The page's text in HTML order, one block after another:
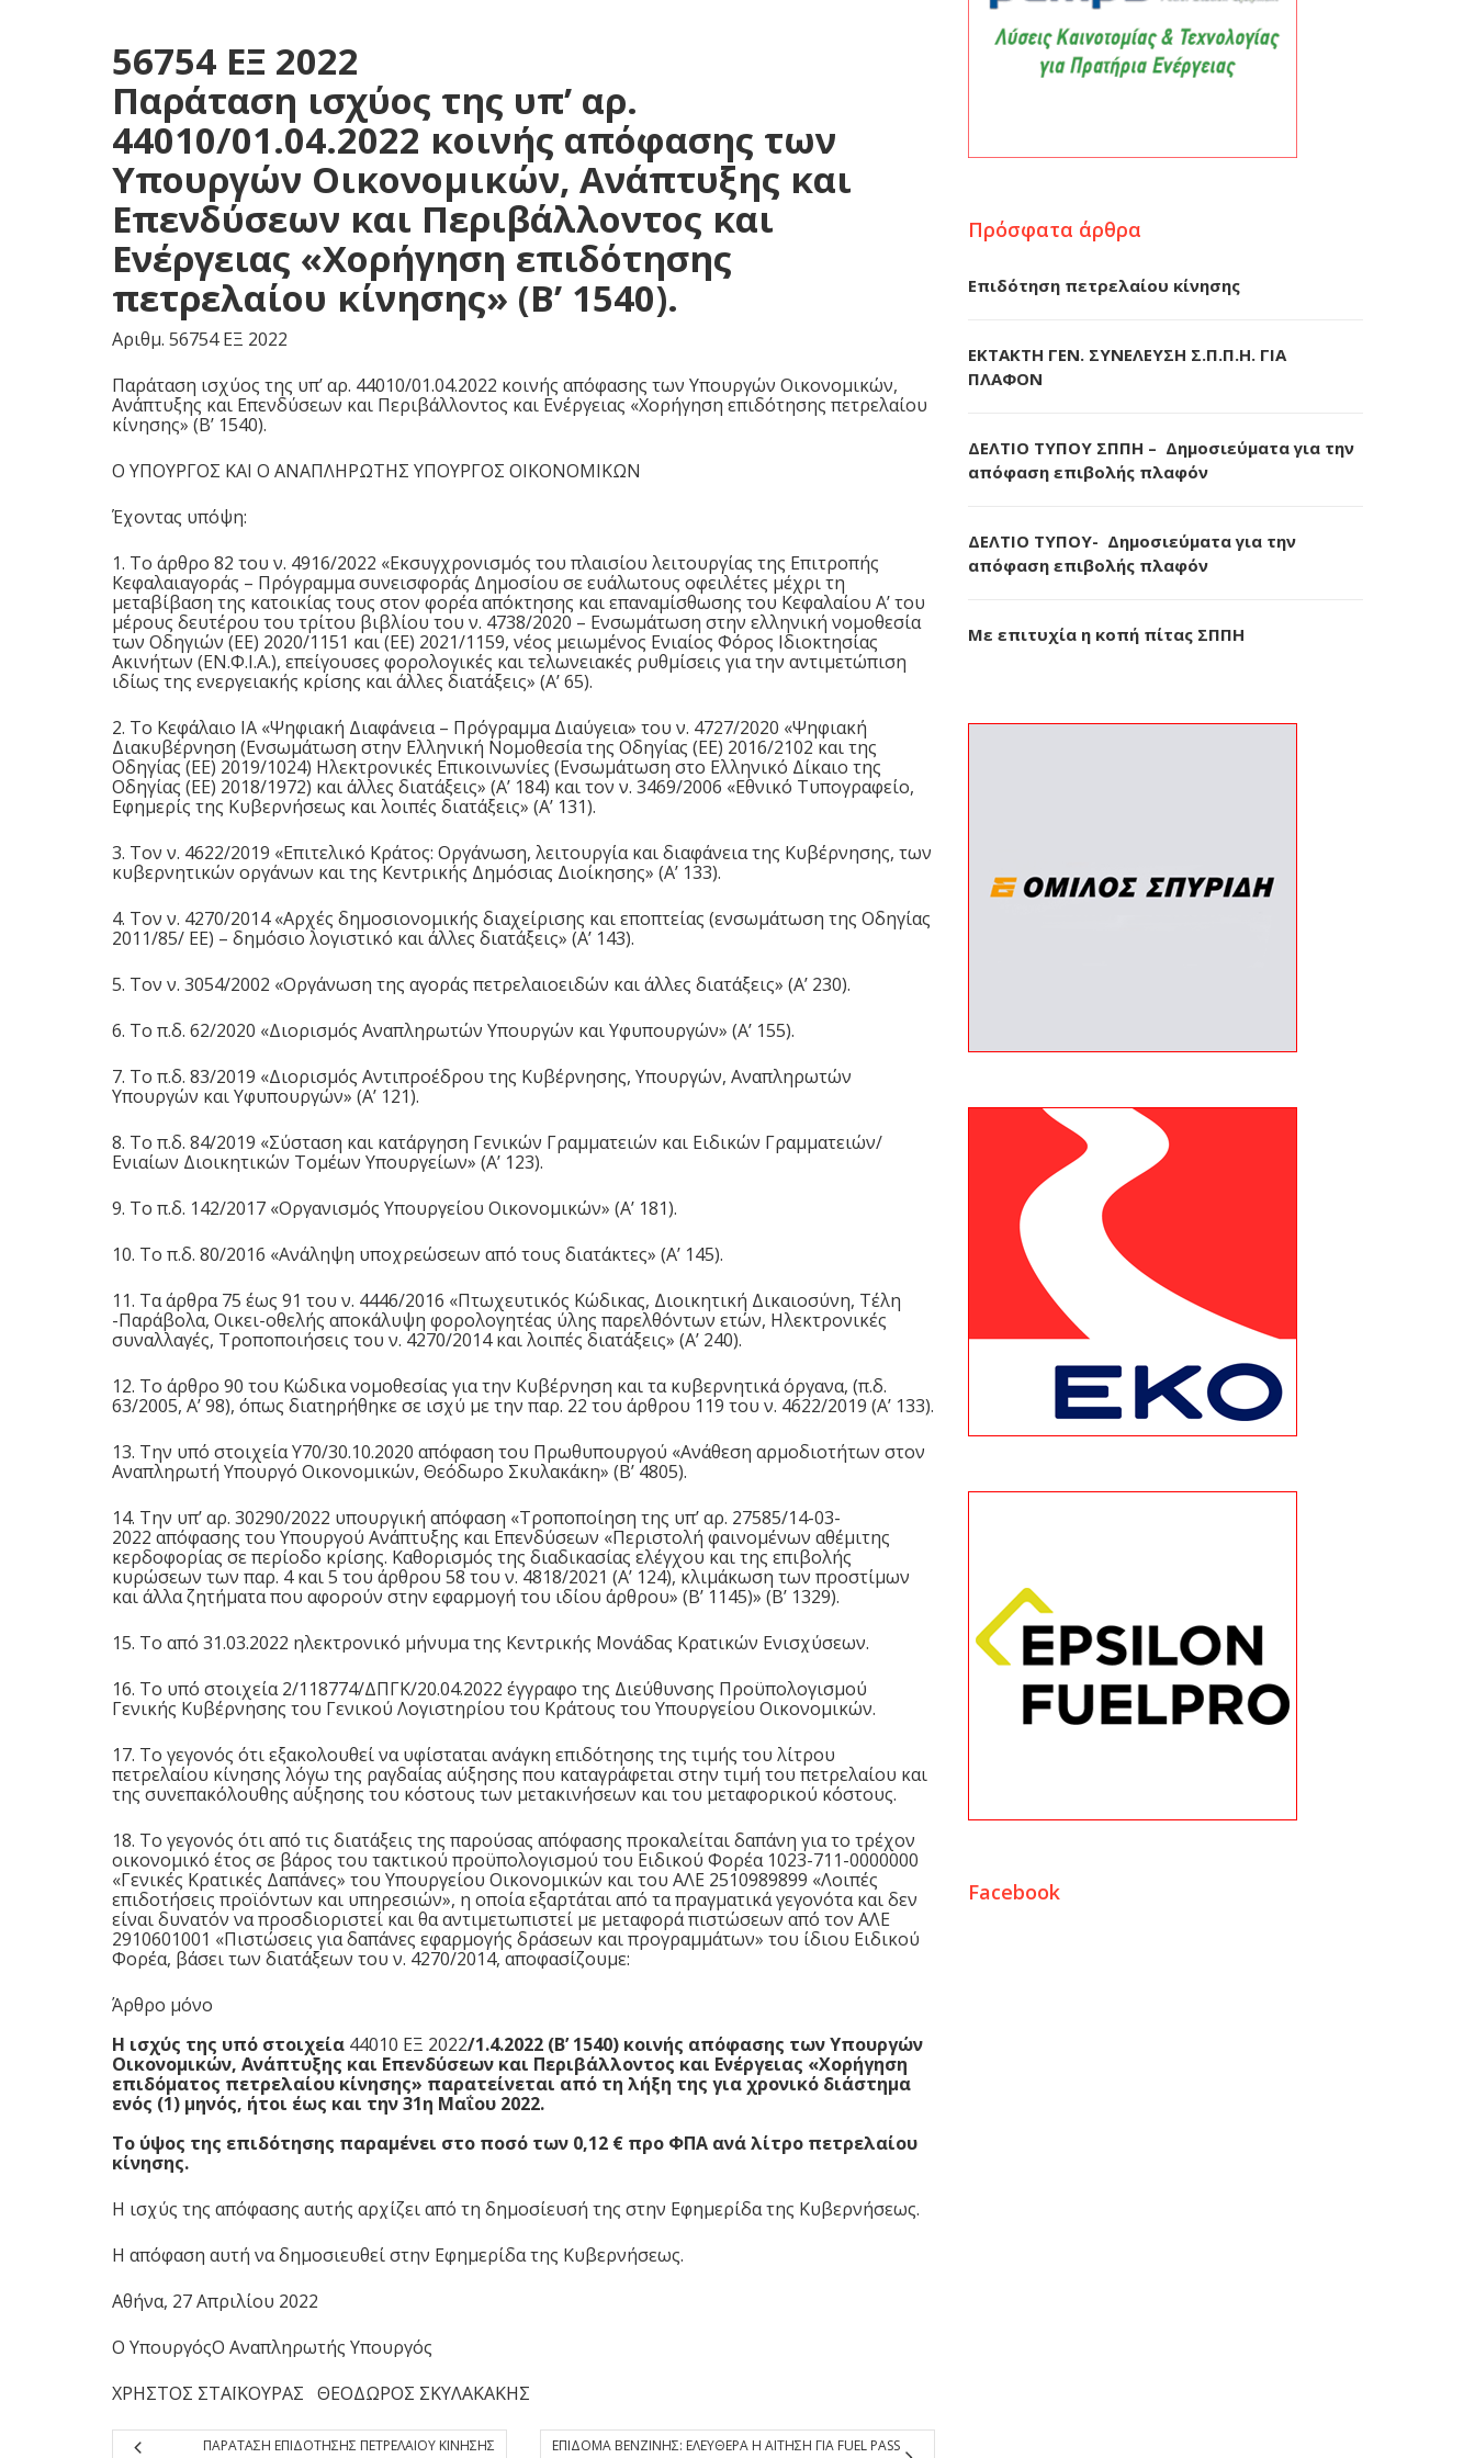
56754 ΕΞ 2022
Παράταση ισχύος της υπ’ αρ.
44010/01.04.2022 κοινής απόφασης των
Υπουργών Οικονομικών, Ανάπτυξης και
Επενδύσεων και Περιβάλλοντος και
Ενέργειας «Χορήγηση επιδότησης
πετρελαίου κίνησης» (Β’ 1540).
Αριθμ. 56754 ΕΞ 2022
Παράταση ισχύος της υπ’ αρ. 44010/01.04.2022 κοινής απόφασης των Υπουργών Οικονομικών,
Ανάπτυξης και Επενδύσεων και Περιβάλλοντος και Ενέργειας «Χορήγηση επιδότησης πετρελαίου
κίνησης» (Β’ 1540).
Ο ΥΠΟΥΡΓΟΣ ΚΑΙ Ο ΑΝΑΠΛΗΡΩΤΗΣ ΥΠΟΥΡΓΟΣ ΟΙΚΟΝΟΜΙΚΩΝ
Έχοντας υπόψη:
1. Το άρθρο 82 του ν. 4916/2022 «Εκσυγχρονισμός του πλαισίου λειτουργίας της Επιτροπής
Κεφαλαιαγοράς – Πρόγραμμα συνεισφοράς Δημοσίου σε ευάλωτους οφειλέτες μέχρι τη
μεταβίβαση της κατοικίας τους στον φορέα απόκτησης και επαναμίσθωσης του Κεφαλαίου Α’ του
μέρους δευτέρου του τρίτου βιβλίου του ν. 4738/2020 – Ενσωμάτωση στην ελληνική νομοθεσία
των Οδηγιών (ΕΕ) 2020/1151 και(ΕΕ) 2021/1159, νέος μειωμένος Ενιαίος Φόρος Ιδιοκτησίας
Ακινήτων (ΕΝ.Φ.Ι.Α.), επείγουσες φορολογικές και τελωνειακές ρυθμίσεις για την αντιμετώπιση
ιδίως της ενεργειακής κρίσης και άλλες διατάξεις» (Α’ 65).
2. Το Κεφάλαιο ΙΑ «Ψηφιακή Διαφάνεια – Πρόγραμμα Διαύγεια» του ν. 4727/2020 «Ψηφιακή
Διακυβέρνηση (Ενσωμάτωση στην Ελληνική Νομοθεσία της Οδηγίας (ΕΕ) 2016/2102 και της
Οδηγίας (ΕΕ) 2019/1024) Ηλεκτρονικές Επικοινωνίες (Ενσωμάτωση στο Ελληνικό Δίκαιο της
Οδηγίας (ΕΕ) 2018/1972) και άλλες διατάξεις» (Α’ 184) και τον ν. 3469/2006 «Εθνικό Τυπογραφείο,
Εφημερίς της Κυβερνήσεως και λοιπές διατάξεις» (Α’ 131).
3. Τον ν. 4622/2019 «Επιτελικό Κράτος: Οργάνωση, λειτουργία και διαφάνεια της Κυβέρνησης, των
κυβερνητικών οργάνων και της Κεντρικής Δημόσιας Διοίκησης» (Α’ 133).
4. Τον ν. 4270/2014«Αρχές δημοσιονομικής διαχείρισης και εποπτείας (ενσωμάτωση της Οδηγίας
2011/85/ ΕΕ) – δημόσιο λογιστικό και άλλες διατάξεις» (Α’ 143).
5. Τον ν. 3054/2002 «Οργάνωση της αγοράς πετρελαιοειδών και άλλες διατάξεις» (Α’ 230).
6. Το π.δ. 62/2020 «Διορισμός Αναπληρωτών Υπουργών και Υφυπουργών» (Α’ 155).
7. Το π.δ. 83/2019 «Διορισμός Αντιπροέδρου της Κυβέρνησης, Υπουργών, Αναπληρωτών
Υπουργών και Υφυπουργών» (Α’ 121).
8. Το π.δ. 84/2019 «Σύσταση και κατάργηση Γενικών Γραμματειών και Ειδικών Γραμματειών/
Ενιαίων Διοικητικών Τομέων Υπουργείων» (Α’ 123).
9. Το π.δ. 142/2017 «Οργανισμός Υπουργείου Οικονομικών» (Α’ 181).
10. Το π.δ. 80/2016 «Ανάληψη υποχρεώσεων από τους διατάκτες» (Α’ 145).
11. Τα άρθρα 75 έως 91 του ν. 4446/2016 «Πτωχευτικός Κώδικας, Διοικητική Δικαιοσύνη, Τέλη
-Παράβολα, Οικει-οθελής αποκάλυψη φορολογητέας ύλης παρελθόντων ετών, Ηλεκτρονικές
συναλλαγές, Τροποποιήσεις του ν. 4270/2014και λοιπές διατάξεις» (Α’ 240).
12. Το άρθρο 90 του Κώδικα νομοθεσίας για την Κυβέρνηση και τα κυβερνητικά όργανα, (π.δ.
63/2005, Α’ 98), όπως διατηρήθηκε σε ισχύ με την παρ. 22 του άρθρου 119 του ν. 4622/2019 (Α’ 133).
13. Την υπό στοιχεία Υ70/30.10.2020 απόφαση του Πρωθυπουργού «Ανάθεση αρμοδιοτήτων στον
Αναπληρωτή Υπουργό Οικονομικών, Θεόδωρο Σκυλακάκη» (Β’ 4805).
14. Την υπ’ αρ. 30290/2022 υπουργική απόφαση «Τροποποίηση της υπ’ αρ. 27585/14-03-
2022 απόφασης του Υπουργού Ανάπτυξης και Επενδύσεων «Περιστολή φαινομένων αθέμιτης
κερδοφορίας σε περίοδο κρίσης. Καθορισμός της διαδικασίας ελέγχου και της επιβολής
κυρώσεων των παρ. 4 και 5 του άρθρου 58 του ν. 4818/2021 (Α’ 124), κλιμάκωση των προστίμων
και άλλα ζητήματα που αφορούν στην εφαρμογή του ιδίου άρθρου» (Β’ 1145)» (Β’ 1329).
15. Το από 31.03.2022 ηλεκτρονικό μήνυμα της Κεντρικής Μονάδας Κρατικών Ενισχύσεων.
16. Το υπό στοιχεία 2/118774/ΔΠΓΚ/20.04.2022 έγγραφο της Διεύθυνσης Προϋπολογισμού
Γενικής Κυβέρνησης του Γενικού Λογιστηρίου του Κράτους του Υπουργείου Οικονομικών.
17. Το γεγονός ότι εξακολουθεί να υφίσταται ανάγκη επιδότησης της τιμής του λίτρου
πετρελαίου κίνησης λόγω της ραγδαίας αύξησης που καταγράφεται στην τιμή του πετρελαίου και
της συνεπακόλουθης αύξησης του κόστους των μετακινήσεων και του μεταφορικού κόστους.
18. Το γεγονός ότι από τις διατάξεις της παρούσας απόφασης προκαλείται δαπάνη για το τρέχον
οικονομικό έτος σε βάρος του τακτικού προϋπολογισμού του Ειδικού Φορέα 1023-711-0000000
«Γενικές Κρατικές Δαπάνες» του Υπουργείου Οικονομικών και του ΑΛΕ 2510989899 «Λοιπές
επιδοτήσεις προϊόντων και υπηρεσιών», η οποία εξαρτάται από τα πραγματικά γεγονότα και δεν
είναι δυνατόν να προσδιοριστεί και θα αντιμετωπιστεί με μεταφορά πιστώσεων από τον ΑΛΕ
2910601001 «Πιστώσεις για δαπάνες εφαρμογής δράσεων και προγραμμάτων» του ίδιου Ειδικού
Φορέα, βάσει των διατάξεων του ν. 4270/2014, αποφασίζουμε:
Άρθρο μόνο
Η ισχύς της υπό στοιχεία 44010 ΕΞ 2022/1.4.2022 (Β’ 1540) κοινής απόφασης των Υπουργών
Οικονομικών, Ανάπτυξης και Επενδύσεων και Περιβάλλοντος και Ενέργειας «Χορήγηση
επιδόματος πετρελαίου κίνησης» παρατείνεται από τη λήξη της για χρονικό διάστημα
ενός (1) μηνός, ήτοι έως και την 31η Μαΐου 2022.
Το ύψος της επιδότησης παραμένει στο ποσό των 0,12 € προ ΦΠΑ ανά λίτρο πετρελαίου
κίνησης.
Η ισχύς της απόφασης αυτής αρχίζει από τη δημοσίευσή της στην Εφημερίδα της Κυβερνήσεως.
Η απόφαση αυτή να δημοσιευθεί στην Εφημερίδα της Κυβερνήσεως.
Αθήνα, 27 Απριλίου 2022
Ο ΥπουργόςΟ Αναπληρωτής Υπουργός
ΧΡΗΣΤΟΣ ΣΤΑΪΚΟΥΡΑΣ ΘΕΟΔΩΡΟΣ ΣΚΥΛΑΚΑΚΗΣ
ΠΑΡΑΤΑΣΗ ΕΠΙΔΟΤΗΣΗΣ ΠΕΤΡΕΛΑΙΟΥ ΚΙΝΗΣΗΣ
ΕΠΙΔΟΜΑ ΒΕΝΖΙΝΗΣ: ΕΛΕΥΘΕΡΑ Η ΑΙΤΗΣΗ ΓΙΑ FUEL PASS
Πρόσφατα άρθρα
Επιδότηση πετρελαίου κίνησης
ΕΚΤΑΚΤΗ ΓΕΝ. ΣΥΝΕΛΕΥΣΗ Σ.Π.Π.Η. ΓΙΑ
ΠΛΑΦΟΝ
ΔΕΛΤΙΟ ΤΥΠΟΥ ΣΠΠΗ – Δημοσιεύματα για την
απόφαση επιβολής πλαφόν
ΔΕΛΤΙΟ ΤΥΠΟΥ- Δημοσιεύματα για την
απόφαση επιβολής πλαφόν
Με επιτυχία η κοπή πίτας ΣΠΠΗ
Facebook